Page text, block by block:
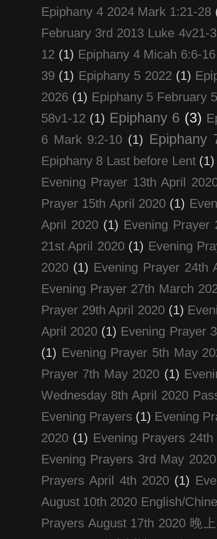
Epiphany 4 2024 Mark 1:21-28
February 3rd 2013 Luke 4v21-
12 (1) Epiphany 4 Micah 6:6-16
39 (1) Epiphany 5 2022 (1)
2026 (1) Epiphany 5 February
58v1-12 (1) Epiphany 6 (3)
6 Mark 9:2-10 (1) Epiphany
Epiphany 8 Last before Lent (1)
Evening Prayer 13th April
Prayer 15th April 2020 (1)
April 2020 (1) Evening Prayer
21st April 2020 (1) Evening
2020 (1) Evening Prayer 24th
Evening Prayer 27th March
Prayer 29th April 2020 (1)
April 2020 (1) Evening Prayer
(1) Evening Prayer 5th May
Prayer 7th May 2020 (1)
Wednesday 8th April 2020
Evening Prayers (1) Evening
2020 (1) Evening Prayers
Evening Prayers 3rd May 2020
Prayers April 4th 2020 (1)
August 10th 2020 English/
Prayers August 17th 2020 晚